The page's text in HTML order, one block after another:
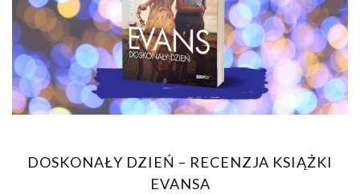
DOSKONAŁY DZIEŃ – RECENZJA KSIĄŻKI
EVANSA